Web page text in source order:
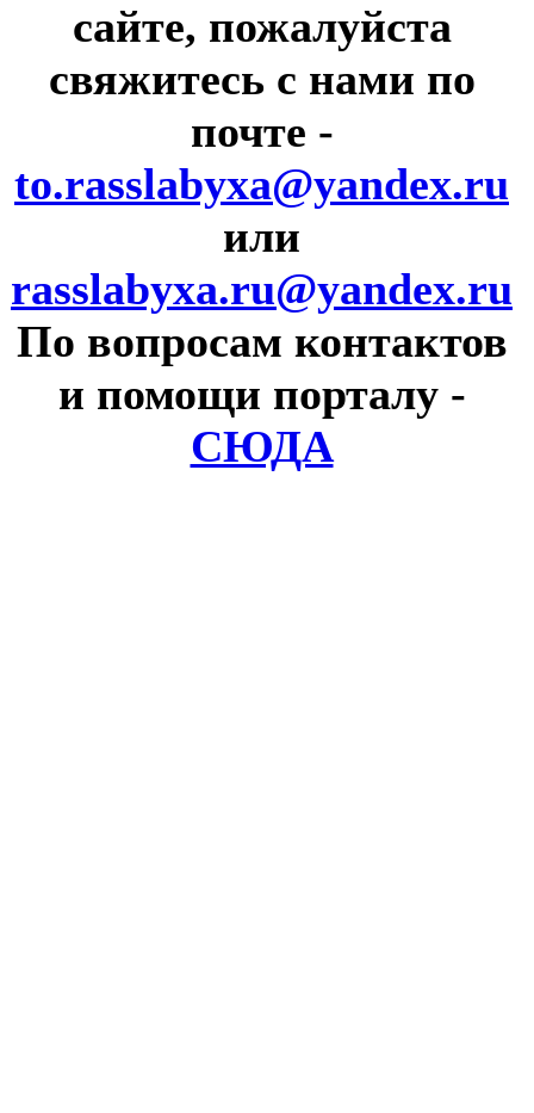
сайте, пожалуйста
свяжитесь с нами по
почте -
to.rasslabyxa@yandex.ru
или
rasslabyxa.ru@yandex.ru
По вопросам контактов
и помощи порталу -
СЮДА